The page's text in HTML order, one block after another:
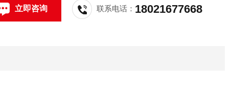
立即咨询 联系电话： 18021677668